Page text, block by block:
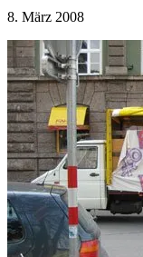
8. März 2008